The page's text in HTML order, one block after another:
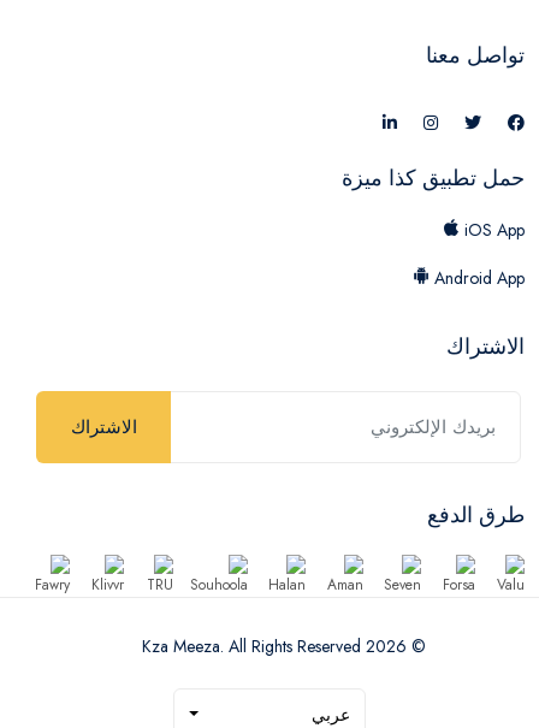
تواصل معنا
حمل تطبيق كذا ميزة
iOS App
Android App
الاشتراك
الاشتراك
طرق الدفع
© 2026 Kza Meeza. All Rights Reserved
عربي